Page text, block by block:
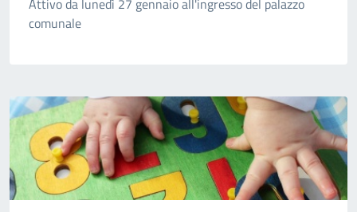
Attivo da lunedì 27 gennaio all'ingresso del palazzo
comunale